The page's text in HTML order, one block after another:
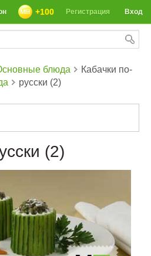
Вход
Регистрация
+100
блюда
Кабачки по-
русски (2)
(2)